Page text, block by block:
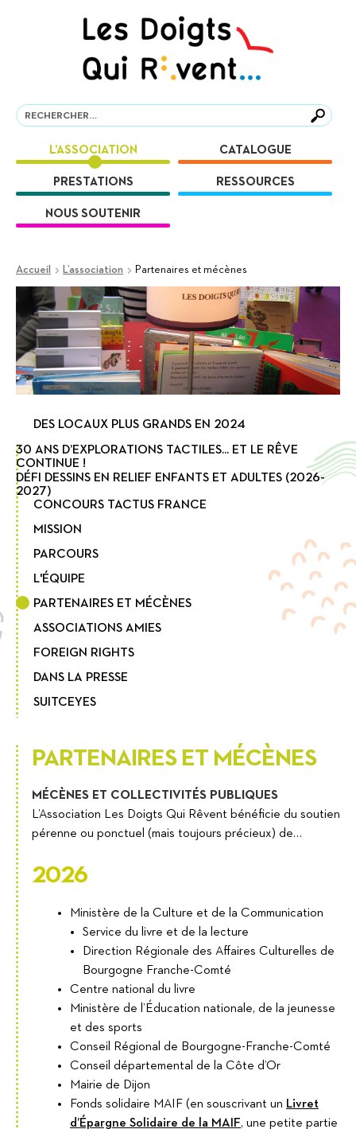
Recherche
Recherche
L’ASSOCIATION CATALOGUE
PRESTATIONS RESSOURCES
NOUS SOUTENIR
Accueil L’association Partenaires et mécènes
DES LOCAUX PLUS GRANDS EN 2024
30 ANS D’EXPLORATIONS TACTILES... ET LE RÊVE
CONTINUE !
DÉFI DESSINS EN RELIEF ENFANTS ET ADULTES (2026-
2027)
CONCOURS TACTUS FRANCE
MISSION
PARCOURS
L'ÉQUIPE
PARTENAIRES ET MÉCÈNES
ASSOCIATIONS AMIES
FOREIGN RIGHTS
DANS LA PRESSE
SUITCEYES
PARTENAIRES ET MÉCÈNES
MÉCÈNES ET COLLECTIVITÉS PUBLIQUES
L’Association Les Doigts Qui Rêvent bénéficie du soutien
pérenne ou ponctuel (mais toujours précieux) de…
2026
Ministère de la Culture et de la Communication
Service du livre et de la lecture
Direction Régionale des Affaires Culturelles de
Bourgogne Franche-Comté
Centre national du livre
Ministère de l’Éducation nationale, de la jeunesse
et des sports
Conseil Régional de Bourgogne-Franche-Comté
Conseil départemental de la Côte d’Or
Mairie de Dijon
Fonds solidaire MAIF (en souscrivant un Livret
d’Épargne Solidaire de la MAIF, une petite partie